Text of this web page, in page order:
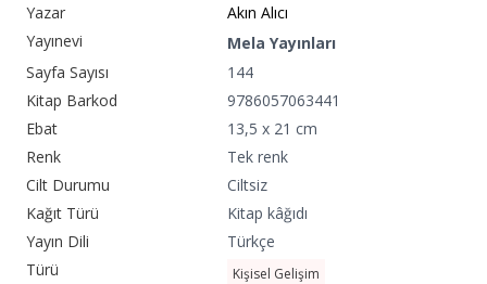
Yazar
Akın Alıcı
Yayınevi
Mela Yayınları
Sayfa Sayısı
144
Kitap Barkod
9786057063441
Ebat
13,5 x 21 cm
Renk
Tek renk
Cilt Durumu
Ciltsiz
Kağıt Türü
Kitap kâğıdı
Yayın Dili
Türkçe
Türü
Kişisel Gelişim